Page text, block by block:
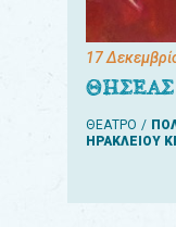
17
ΘΕΑΤΡΟ
ΗΡΑΚΛΕΙΟΥ